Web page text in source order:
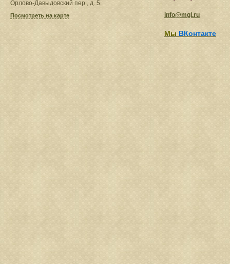
Орлово-Давыдовский пер., д. 5.
Посмотреть на карте info@mgl.ru
Мы ВКонтакте